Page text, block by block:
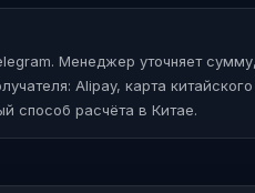
Менеджер уточняет
Alipay, карта
способ расчёта в Китае.